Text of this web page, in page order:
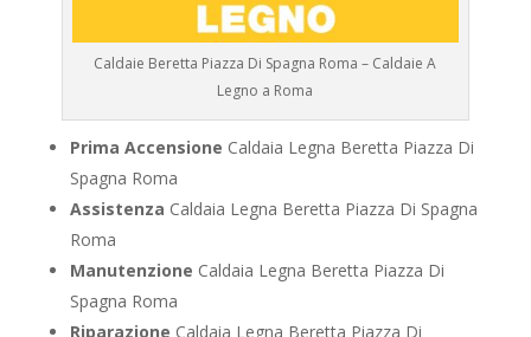
Caldaie Beretta Piazza Di Spagna Roma – Caldaie A
Legno a Roma
Prima Accensione Caldaia Legna Beretta Piazza Di
Spagna Roma
Assistenza Caldaia Legna Beretta Piazza Di Spagna
Roma
Manutenzione Caldaia Legna Beretta Piazza Di
Spagna Roma
Riparazione Caldaia Legna Beretta Piazza Di